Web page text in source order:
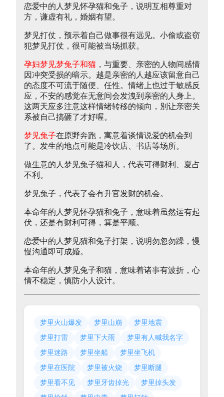
恋爱中的人梦见怀孕猫和兔子，说明互相尊重对
方，谦虚有礼，婚姻有望。
梦见打仗，预示着自己做事很有远见。小偷或盗窃
犯梦见打仗，很可能被当场抓获。
孕妇梦见梦兔子和猫 ，与重要、亲密的人物间感情
因冲突受损的暗示。越是亲密的人越应该留意自己
的态度不可流于随便、任性。情绪上也过于敏感反
应，不安的感觉在无意间会发洩到亲密的人身上。
这两天应多注意这样情绪转移的倾向，別让亲密关
系被自己搞砸了才好喔。
梦见兔子在原野奔跑，寓意着谈情说爱的机会到
了。发生的地点可能是冷饮店、书店等场所。
做生意的人梦见兔子猫和人，代表可得财利、夏占
不利。
梦见兔子，代表了会有升官发财的机会。
本命年的人梦见怀孕猫和兔子，意味着虽然运有起
伏，还是有财利可得，算是平顺。
恋爱中的人梦见猫和兔子打架，说明勿忽勿躁，慢
慢沟通即可成婚。
本命年的人梦见兔子和猫，意味着诸事有波折，心
情不稳定，慎防小人设计。
梦里火山爆发 梦里山崩
梦里地震
梦里打雷
梦里下大雨
梦里有人喊我名字
梦里迷路
梦里坐船
梦里坐飞机
梦里在医院
梦里被火烧
梦里断腿
梦里看不见
梦里牙齿掉光
梦里掉头发